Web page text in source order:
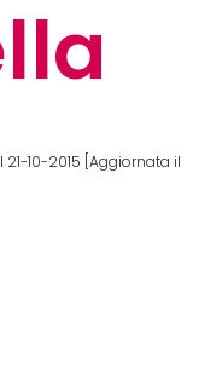
21-10-2015 [Aggiornata il